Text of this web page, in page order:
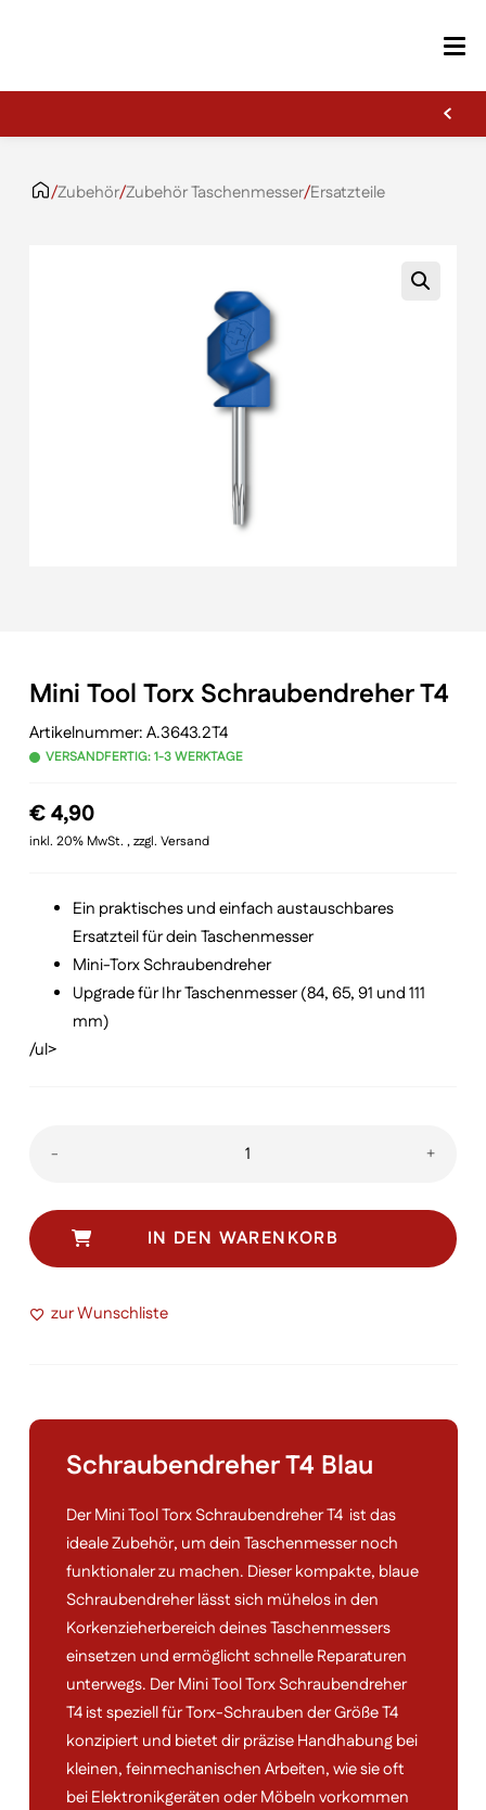
/Zubehör/Zubehör Taschenmesser/Ersatzteile
Mini Tool Torx Schraubendreher T4
Artikelnummer:A.3643.2T4
VERSANDFERTIG: 1-3 WERKTAGE
€4,90
inkl. 20% MwSt. , zzgl. Versand
Ein praktisches und einfach austauschbares
Ersatzteil für dein Taschenmesser
Mini-Torx Schraubendreher
Upgrade für Ihr Taschenmesser (84, 65, 91 und 111
mm)
/ul>
-
Torx
Schraubendreher
T4
+
IN DEN WARENKORB
zur Wunschliste
Schraubendreher T4 Blau
Der Mini Tool Torx Schraubendreher T4 ist das
ideale Zubehör, um dein Taschenmesser noch
funktionaler zu machen. Dieser kompakte, blaue
Schraubendreher lässt sich mühelos in den
Korkenzieherbereich deines Taschenmessers
einsetzen und ermöglicht schnelle Reparaturen
unterwegs. Der Mini Tool Torx Schraubendreher
T4 ist speziell für Torx-Schrauben der Größe T4
konzipiert und bietet dir präzise Handhabung bei
kleinen, feinmechanischen Arbeiten, wie sie oft
bei Elektronikgeräten oder Möbeln vorkommen